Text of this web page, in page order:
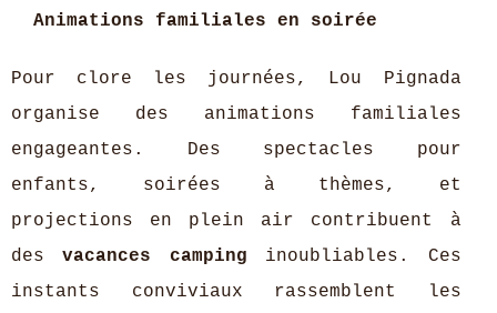
Animations familiales en soirée
Pour clore les journées, Lou Pignada
organise des animations familiales
engageantes. Des spectacles pour
enfants, soirées à thèmes, et
projections en plein air contribuent à
desvacances camping inoubliables. Ces
instants conviviaux rassemblent les